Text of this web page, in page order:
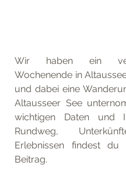
Wir haben ein
Wochenende in
und dabei eine
Altausseer See
wichtigen Daten und
Rundweg,
Erlebnissen findest du
Beitrag.